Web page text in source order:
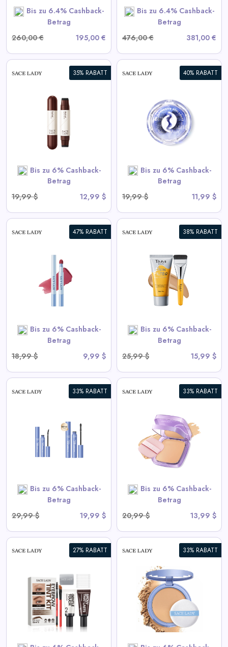
Bis zu 6.4% Cashback-
Betrag
260,00 €
195,00 €
Bis zu 6.4% Cashback-
Betrag
476,00 €
381,00 €
SHOP NOW
35% RABATT
Bis zu 6% Cashback-
Betrag
19,99 $
12,99 $
40% RABATT
Bis zu 6% Cashback-
Betrag
19,99 $
11,99 $
Selbstklebende Wimpern
View All Sace Lady Deals
47% RABATT
Bis zu 6% Cashback-
Betrag
18,99 $
9,99 $
38% RABATT
Bis zu 6% Cashback-
Betrag
25,99 $
15,99 $
HAUTFILTER
KÖRPERKONSOLIDERER |
Übertragungsbeständig
View All Sace Lady Deals
SHOP NOW
33% RABATT
Bis zu 6% Cashback-
Betrag
29,99 $
19,99 $
33% RABATT
Bis zu 6% Cashback-
Betrag
20,99 $
13,99 $
Cremige Foundation
View All Sace Lady Deals
SHOP NOW
27% RABATT 33% RABATT
Langanhaltendes
wasserdichtes Gesichtspuder
View All Sace Lady Deals